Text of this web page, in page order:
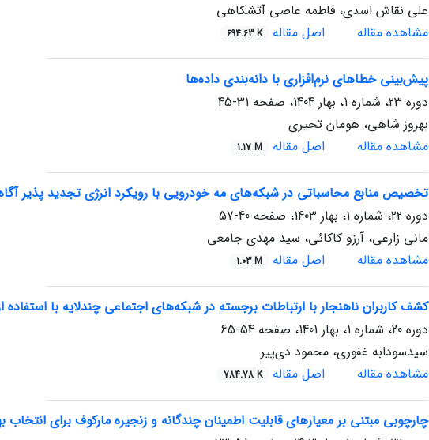
علی نقاش اسدی، فاطمه عاصی آتشکاهی
مشاهده مقاله
اصل مقاله 694.63 K
پیش‌بینی خطاهای نرم‌افزاری با دانه‌بندی داده‌ها
دوره 23، شماره 1، بهار 1404، صفحه
31-45
بهروز شاهی، هومان تحیری
مشاهده مقاله
اصل مقاله 1.17 M
تخصیص منابع محاسباتی در شبکه‌های مه خودرویی با رویکرد انرژی تجدید پذیر
دوره 22، شماره 1، بهار 1403، صفحه
40-57
مانی زارعی، آرزو کاکائی، سید مهدی جامعی
مشاهده مقاله
اصل مقاله 1.03 M
کشف کاربران ناهنجار با ارتباطات برجسته در شبکه‌های اجتماعی چندلایه با استفاده
دوره 20، شماره 1، بهار 1401، صفحه
54-65
سید‌سودابه غفوری، محمود دی‌پیر
مشاهده مقاله
اصل مقاله 784.78 K
چارچوبی مبتنی بر معیارهای قابلیت‌ اطمینان‌ چندگانه و زنجیره‌ مارکوف برای